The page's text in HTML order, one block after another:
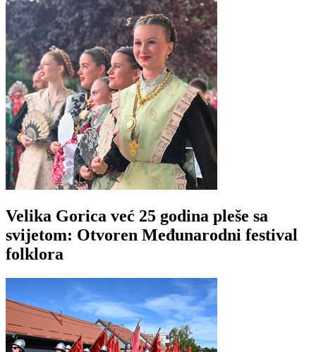
Velika Gorica već 25 godina pleše sa
svijetom: Otvoren Međunarodni festival
folklora